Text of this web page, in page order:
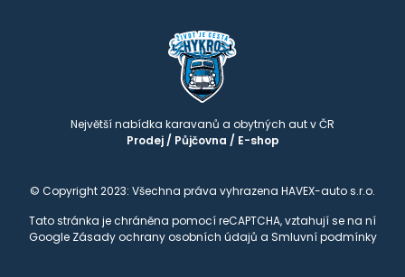
Největší nabídka karavanů a obytných aut v ČR
Prodej/ Půjčovna / E-shop
© Copyright 2023: Všechna práva vyhrazena HAVEX-auto s.r.o.
Tato stránka je chráněna pomocí reCAPTCHA, vztahují se na ní
Google Zásady ochrany osobních údajů a Smluvní podmínky